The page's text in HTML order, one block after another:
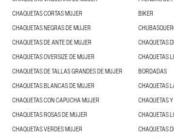
CHAQUETAS CORTAS MUJER
BIKER
CHAQUETAS NEGRAS DE MUJER
CHAQUETAS DE ANTE DE MUJER
CHAQUETAS
CHAQUETAS OVERSIZE DE MUJER
CHAQUETAS
CHAQUETAS DE TALLAS GRANDES DE MUJER
BORDADAS
CHAQUETAS BLANCAS DE MUJER
CHAQUETAS
CHAQUETAS CON CAPUCHA MUJER
CHAQUETAS
CHAQUETAS ROSAS DE MUJER
CHAQUETAS
CHAQUETAS VERDES MUJER
CHAQUETAS